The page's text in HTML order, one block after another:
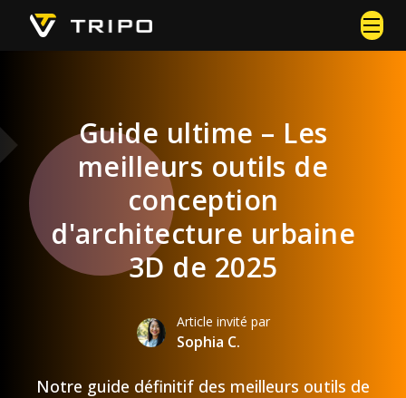
Guide ultime – Les
meilleurs outils de
conception
d'architecture urbaine
3D de 2025
Article invité par
Sophia C.
Notre guide définitif des meilleurs outils de